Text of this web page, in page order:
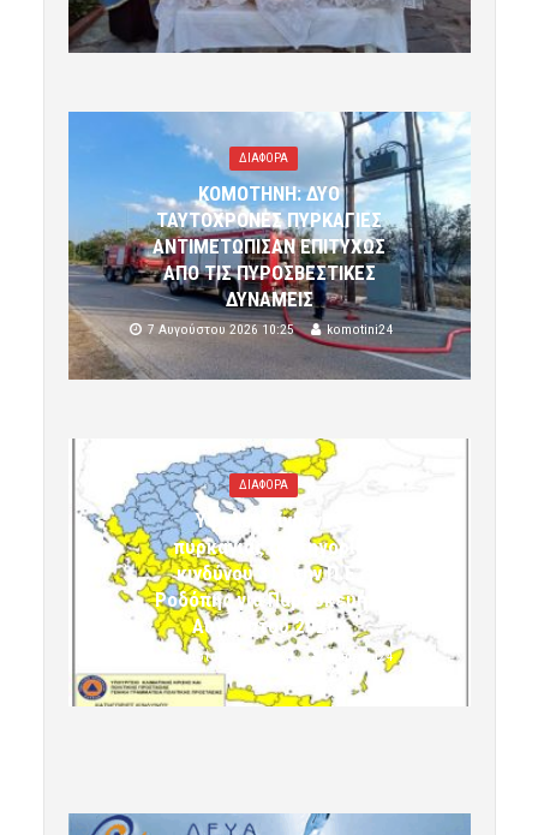
ΔΙΑΦΟΡΑ
ΚΟΜΟΤΗΝΗ: ΔΥΟ
ΤΑΥΤΟΧΡΟΝΕΣ ΠΥΡΚΑΓΙΕΣ
ΑΝΤΙΜΕΤΩΠΙΣΑΝ ΕΠΙΤΥΧΩΣ
ΑΠΟ ΤΙΣ ΠΥΡΟΣΒΕΣΤΙΚΕΣ
ΔΥΝΑΜΕΙΣ
7 Αυγούστου 2026 10:25 komotini24
ΔΙΑΦΟΡΑ
Υψηλός κίνδυνος
πυρκαγιάς (κατηγορία
κινδύνου 3) στην Π.Ε.
Ροδόπης για Παρασκευή 7
Αυγούστου 2026»
7 Αυγούστου 2026 10:24 komotini24